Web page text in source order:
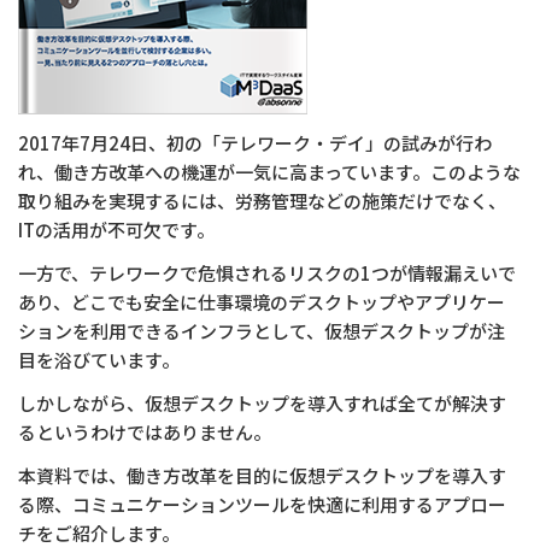
2017年7月24日、初の「テレワーク・デイ」の試みが行わ
れ、働き方改革への機運が一気に高まっています。このような
取り組みを実現するには、労務管理などの施策だけでなく、
ITの活用が不可欠です。
一方で、テレワークで危惧されるリスクの1つが情報漏えいで
あり、どこでも安全に仕事環境のデスクトップやアプリケー
ションを利用できるインフラとして、仮想デスクトップが注
目を浴びています。
しかしながら、仮想デスクトップを導入すれば全てが解決す
るというわけではありません。
本資料では、働き方改革を目的に仮想デスクトップを導入す
る際、コミュニケーションツールを快適に利用するアプロー
チをご紹介します。